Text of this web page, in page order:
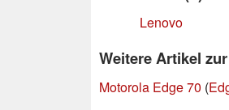
Lenovo
Weitere Artikel
Motorola Edge 70 (